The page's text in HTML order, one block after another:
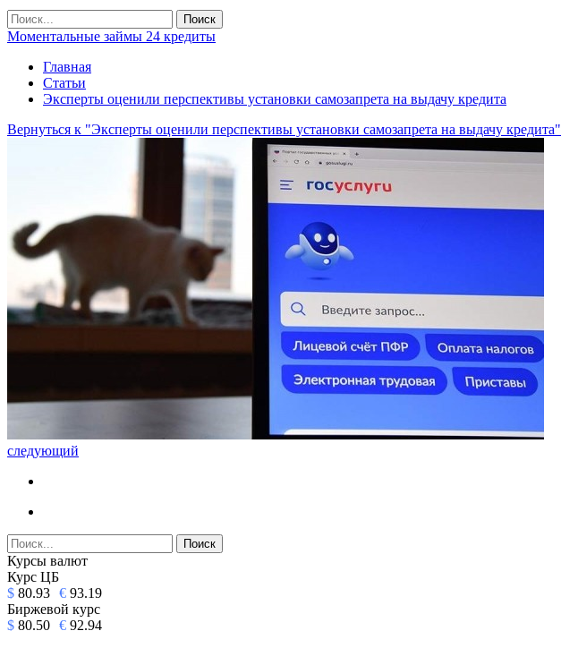
Моментальные займы 24 кредиты
Главная
Статьи
Эксперты оценили перспективы установки самозапрета на выдачу кредита
Вернуться к "Эксперты оценили перспективы установки самозапрета на выдачу кредита"
следующий
Курсы валют
Курс ЦБ
$ 80.93 € 93.19
Биржевой курс
$ 80.50 € 92.94